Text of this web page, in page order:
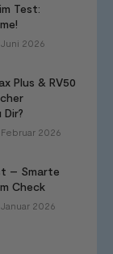
Test:
Juni 2026
Plus & RV50
Februar 2026
– Smarte
Check
Januar 2026